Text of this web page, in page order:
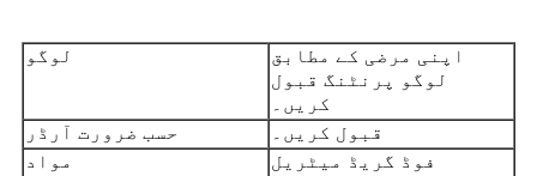
لوگو
اپنی مرضی کے مطابق
لوگو پرنٹنگ قبول
کریں۔
حسب ضرورت آرڈر
قبول کریں۔
مواد
فوڈ گریڈ میٹریل